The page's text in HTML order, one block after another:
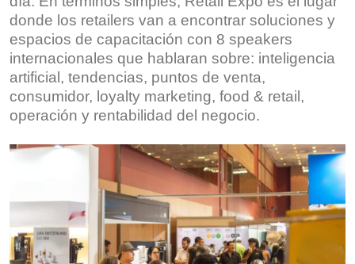
donde los retailers van a encontrar soluciones y
espacios de capacitación con 8 speakers
internacionales que hablaran sobre: inteligencia
artificial, tendencias, puntos de venta,
consumidor, loyalty marketing, food & retail,
operación y rentabilidad del negocio.